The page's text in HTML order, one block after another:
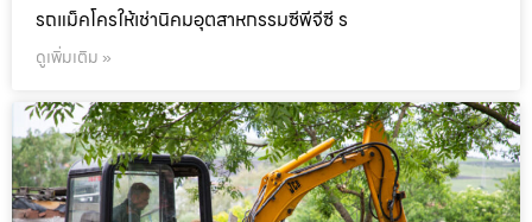
รถแม็คโครให้เช่านิคมอุตสาหกรรมซีพีจีซี ร
ดูเพิ่มเติม »